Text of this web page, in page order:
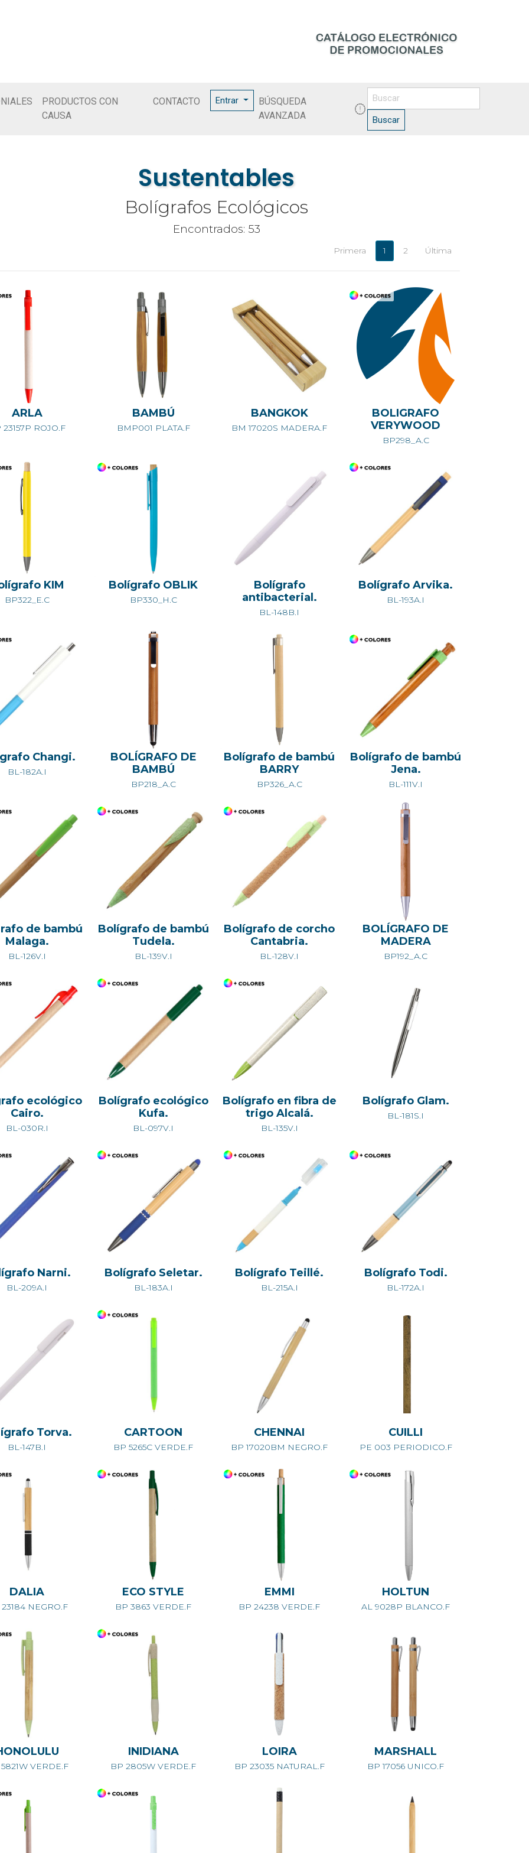
PRODUCTOS CON
CAUSA
CONTACTO Entrar
BÚSQUEDA
AVANZADA
Buscar
Sustentables
Bolígrafos Ecológicos
Encontrados: 53
Primera 1 2 Última
ARLA
23157P ROJO.F
BAMBÚ
BMP001 PLATA.F
BANGKOK
BM 17020S MADERA.F
BOLIGRAFO
VERYWOOD
BP298_A.C
KIM
BP322_E.C
Bolígrafo OBLIK
BP330_H.C
Bolígrafo
antibacterial.
BL-148B.I
Bolígrafo Arvika.
BL-193A.I
Changi.
BL-182A.I
BOLÍGRAFO DE
BAMBÚ
BP218_A.C
Bolígrafo de bambú
BARRY
BP326_A.C
Bolígrafo de bambú
Jena.
BL-111V.I
de bambú
Malaga.
BL-126V.I
Bolígrafo de bambú
Tudela.
BL-139V.I
Bolígrafo de corcho
Cantabria.
BL-128V.I
BOLÍGRAFO DE
MADERA
BP192_A.C
ecológico
Cairo.
BL-030R.I
Bolígrafo ecológico
Kufa.
BL-097V.I
Bolígrafo en fibra de
trigo Alcalá.
BL-135V.I
Bolígrafo Glam.
BL-181S.I
Narni.
BL-209A.I
Bolígrafo Seletar.
BL-183A.I
Bolígrafo Teillé.
BL-215A.I
Bolígrafo Todi.
BL-172A.I
Torva.
BL-147B.I
CARTOON
BP 5265C VERDE.F
CHENNAI
BP 17020BM NEGRO.F
CUILLI
PE 003 PERIODICO.F
DALIA
NEGRO.F
ECO STYLE
BP 3863 VERDE.F
EMMI
BP 24238 VERDE.F
HOLTUN
AL 9028P BLANCO.F
VERDE.F
INIDIANA
BP 2805W VERDE.F
LOIRA
BP 23035 NATURAL.F
MARSHALL
BP 17056 UNICO.F